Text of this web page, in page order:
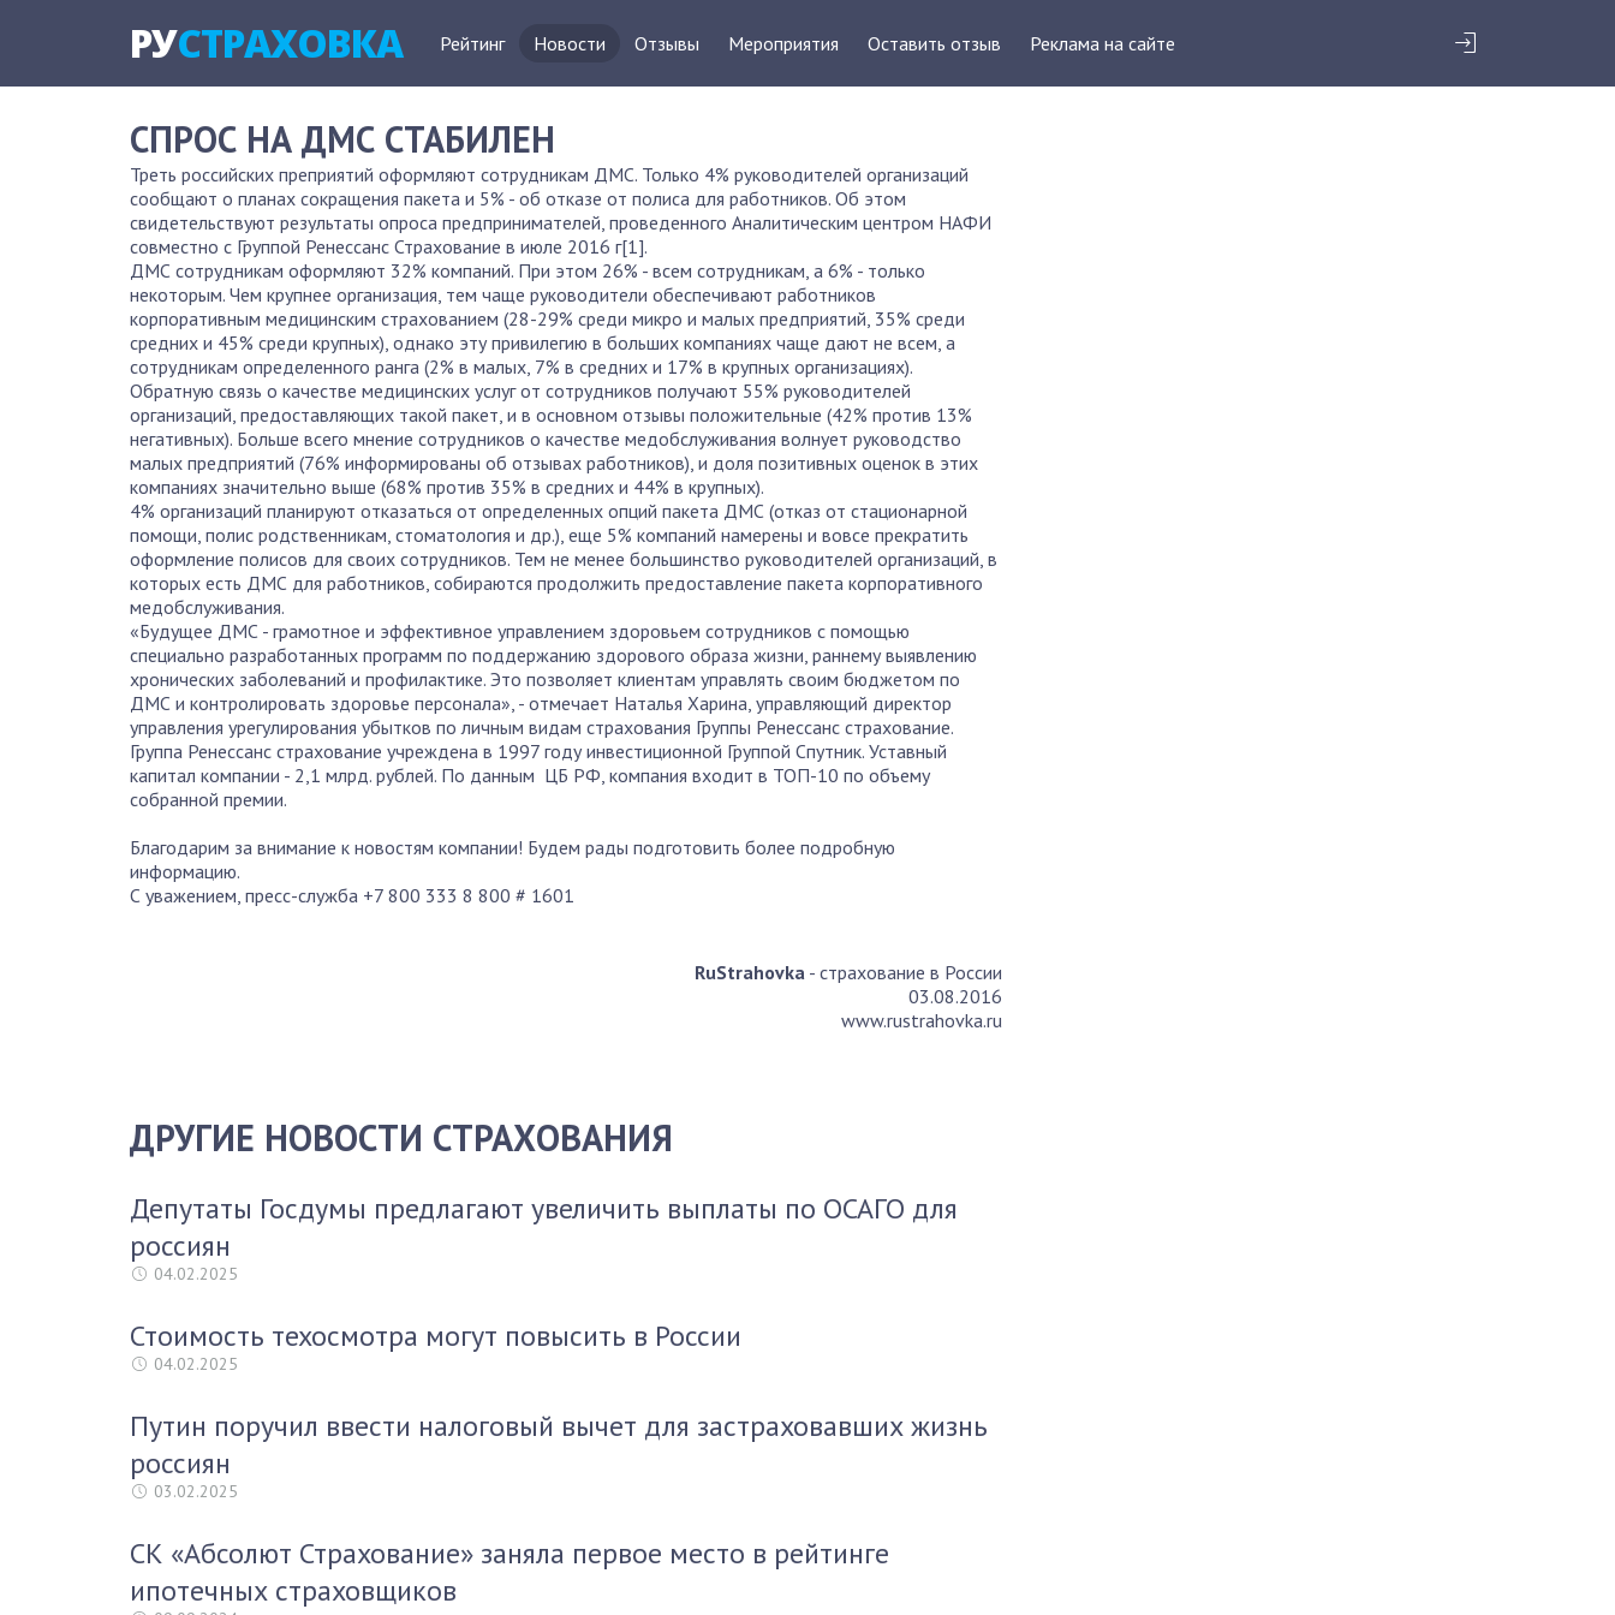
РУСТРАХОВКА Рейтинг Новости Отзывы Мероприятия Оставить отзыв Реклама на сайте
СПРОС НА ДМС СТАБИЛЕН
Треть российских преприятий оформляют сотрудникам ДМС. Только 4% руководителей организаций
сообщают о планах сокращения пакета и 5% - об отказе от полиса для работников. Об этом
свидетельствуют результаты опроса предпринимателей, проведенного Аналитическим центром НАФИ
совместно с Группой Ренессанс Страхование в июле 2016 г[1].
ДМС сотрудникам оформляют 32% компаний. При этом 26% - всем сотрудникам, а 6% - только
некоторым. Чем крупнее организация, тем чаще руководители обеспечивают работников
корпоративным медицинским страхованием (28-29% среди микро и малых предприятий, 35% среди
средних и 45% среди крупных), однако эту привилегию в больших компаниях чаще дают не всем, а
сотрудникам определенного ранга (2% в малых, 7% в средних и 17% в крупных организациях).
Обратную связь о качестве медицинских услуг от сотрудников получают 55% руководителей
организаций, предоставляющих такой пакет, и в основном отзывы положительные (42% против 13%
негативных). Больше всего мнение сотрудников о качестве медобслуживания волнует руководство
малых предприятий (76% информированы об отзывах работников), и доля позитивных оценок в этих
компаниях значительно выше (68% против 35% в средних и 44% в крупных).
4% организаций планируют отказаться от определенных опций пакета ДМС (отказ от стационарной
помощи, полис родственникам, стоматология и др.), еще 5% компаний намерены и вовсе прекратить
оформление полисов для своих сотрудников. Тем не менее большинство руководителей организаций, в
которых есть ДМС для работников, собираются продолжить предоставление пакета корпоративного
медобслуживания.
«Будущее ДМС - грамотное и эффективное управлением здоровьем сотрудников с помощью
специально разработанных программ по поддержанию здорового образа жизни, раннему выявлению
хронических заболеваний и профилактике. Это позволяет клиентам управлять своим бюджетом по
ДМС и контролировать здоровье персонала», - отмечает Наталья Харина, управляющий директор
управления урегулирования убытков по личным видам страхования Группы Ренессанс страхование.
Группа Ренессанс страхование учреждена в 1997 году инвестиционной Группой Спутник. Уставный
капитал компании - 2,1 млрд. рублей. По данным ЦБ РФ, компания входит в ТОП-10 по объему
собранной премии.
Благодарим за внимание к новостям компании! Будем рады подготовить более подробную
информацию.
С уважением, пресс-служба +7 800 333 8 800 # 1601
RuStrahovka- страхование в России
03.08.2016
www.rustrahovka.ru
ДРУГИЕ НОВОСТИ СТРАХОВАНИЯ
Депутаты Госдумы предлагают увеличить выплаты по ОСАГО для
россиян
04.02.2025
Стоимость техосмотра могут повысить в России
04.02.2025
Путин поручил ввести налоговый вычет для застраховавших жизнь
россиян
03.02.2025
СК «Абсолют Страхование» заняла первое место в рейтинге
ипотечных страховщиков